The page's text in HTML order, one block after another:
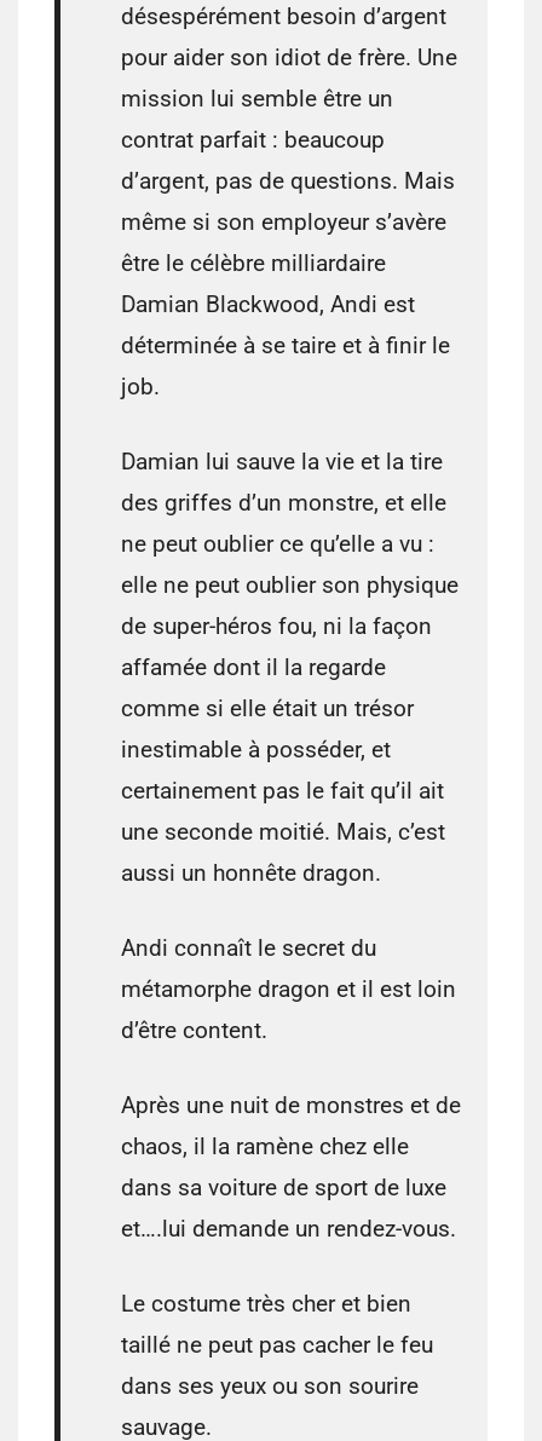
désespérément besoin d’argent
pour aider son idiot de frère. Une
mission lui semble être un
contrat parfait : beaucoup
d’argent, pas de questions. Mais
même si son employeur s’avère
être le célèbre milliardaire
Damian Blackwood, Andi est
déterminée à se taire et à finir le
job.
Damian lui sauve la vie et la tire
des griffes d’un monstre, et elle
ne peut oublier ce qu’elle a vu :
elle ne peut oublier son physique
de super-héros fou, ni la façon
affamée dont il la regarde
comme si elle était un trésor
inestimable à posséder, et
certainement pas le fait qu’il ait
une seconde moitié. Mais, c’est
aussi un honnête dragon.
Andi connaît le secret du
métamorphe dragon et il est loin
d’être content.
Après une nuit de monstres et de
chaos, il la ramène chez elle
dans sa voiture de sport de luxe
et….lui demande un rendez-vous.
Le costume très cher et bien
taillé ne peut pas cacher le feu
dans ses yeux ou son sourire
sauvage.